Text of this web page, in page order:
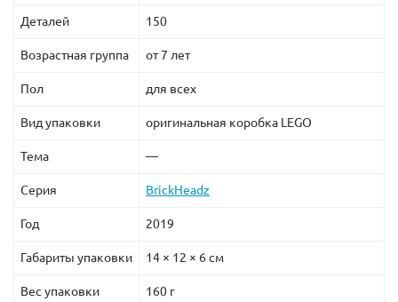
Деталей 150
Возрастная группа от 7 лет
Пол для всех
Вид упаковки оригинальная коробка LEGO
Тема —
Серия BrickHeadz
Год 2019
Габариты упаковки 14 × 12 × 6 см
Вес упаковки 160 г